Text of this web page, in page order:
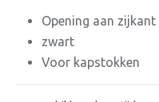
Opening aan zijkant
zwart
Voor kapstokken